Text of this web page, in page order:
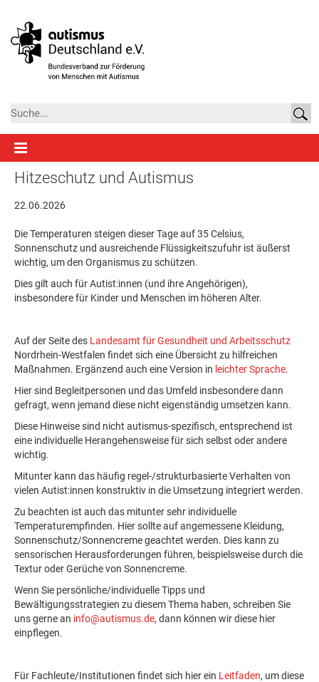
Hitzeschutz und Autismus
22.06.2026
Die Temperaturen steigen dieser Tage auf 35 Celsius,
Sonnenschutz und ausreichende Flüssigkeitszufuhr ist äußerst
wichtig, um den Organismus zu schützen.
Dies gilt auch für Autist:innen (und ihre Angehörigen),
insbesondere für Kinder und Menschen im höheren Alter.
Auf der Seite des Landesamt für Gesundheit und Arbeitsschutz
Nordrhein-Westfalen findet sich eine Übersicht zu hilfreichen
Maßnahmen. Ergänzend auch eine Version in leichter Sprache.
Hier sind Begleitpersonen und das Umfeld insbesondere dann
gefragt, wenn jemand diese nicht eigenständig umsetzen kann.
Diese Hinweise sind nicht autismus-spezifisch, entsprechend ist
eine individuelle Herangehensweise für sich selbst oder andere
wichtig.
Mitunter kann das häufig regel-/strukturbasierte Verhalten von
vielen Autist:innen konstruktiv in die Umsetzung integriert werden.
Zu beachten ist auch das mitunter sehr individuelle
Temperaturempfinden. Hier sollte auf angemessene Kleidung,
Sonnenschutz/Sonnencreme geachtet werden. Dies kann zu
sensorischen Herausforderungen führen, beispielsweise durch die
Textur oder Gerüche von Sonnencreme.
Wenn Sie persönliche/individuelle Tipps und
Bewältigungsstrategien zu diesem Thema haben, schreiben Sie
uns gerne an info@autismus.de, dann können wir diese hier
einpflegen.
Für Fachleute/Institutionen findet sich hier ein Leitfaden, um diese